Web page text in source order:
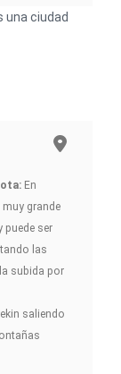
En
grande
puede ser
las
subida por
saliendo